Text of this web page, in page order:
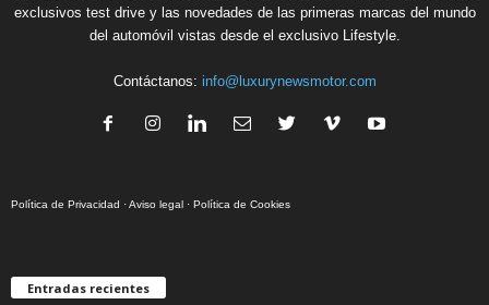
exclusivos test drive y las novedades de las primeras marcas del mundo
del automóvil vistas desde el exclusivo Lifestyle.
Contáctanos: info@luxurynewsmotor.com
Política de Privacidad ·Aviso legal · Política de Cookies
Entradas recientes